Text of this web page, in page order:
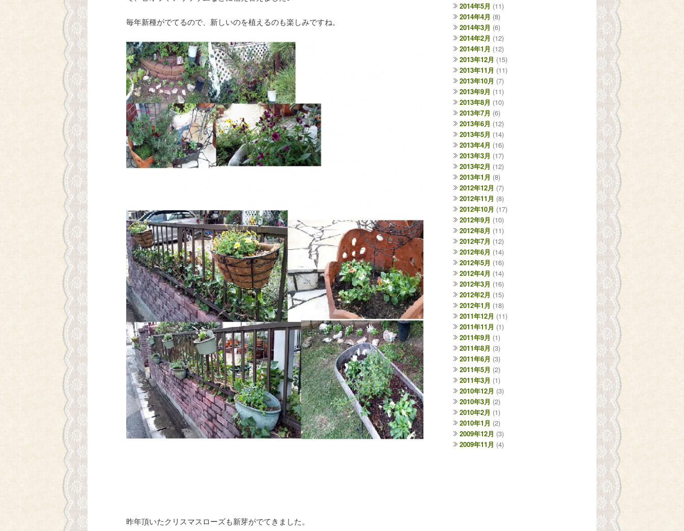
毎年新種がでてるので、新しいのを植えるのも楽しみですね。
昨年頂いたクリスマスローズも新芽がでてきました。
2014年5月 (11)
2014年4月 (8)
2014年3月 (6)
2014年2月 (12)
2014年1月 (12)
2013年12月 (15)
2013年11月 (11)
2013年10月 (7)
2013年9月 (11)
2013年8月 (10)
2013年7月 (6)
2013年6月 (12)
2013年5月 (14)
2013年4月 (16)
2013年3月 (17)
2013年2月 (12)
2013年1月 (8)
2012年12月 (7)
2012年11月 (8)
2012年10月 (17)
2012年9月 (10)
2012年8月 (11)
2012年7月 (12)
2012年6月 (14)
2012年5月 (16)
2012年4月 (14)
2012年3月 (16)
2012年2月 (15)
2012年1月 (18)
2011年12月 (11)
2011年11月 (1)
2011年9月 (1)
2011年8月 (3)
2011年6月 (3)
2011年5月 (2)
2011年3月 (1)
2010年12月 (3)
2010年3月 (2)
2010年2月 (1)
2010年1月 (2)
2009年12月 (3)
2009年11月 (4)